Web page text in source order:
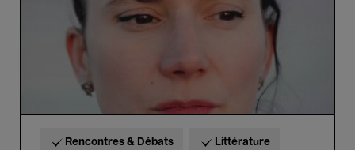
Rencontres & Débats Littérature